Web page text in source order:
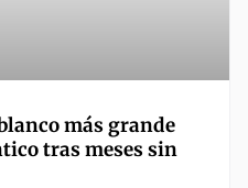
más grande
tras meses sin